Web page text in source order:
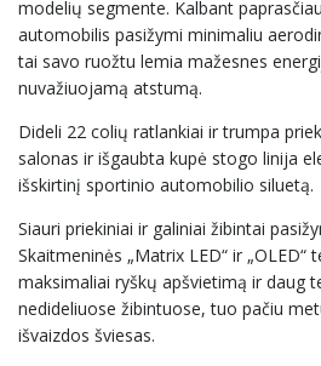
modelių segmente. Kalbant
automobilis pasižymi minimaliu
tai savo ruožtu lemia mažesnes
nuvažiuojamą atstumą.
Dideli 22 colių ratlankiai ir trumpa
salonas ir išgaubta kupė stogo linija
išskirtinį sportinio automobilio siluetą.
Siauri priekiniai ir galiniai žibintai
Skaitmeninės „Matrix LED“ ir
maksimaliai ryškų apšvietimą ir daug
nedideliuose žibintuose, tuo pačiu
išvaizdos šviesas.